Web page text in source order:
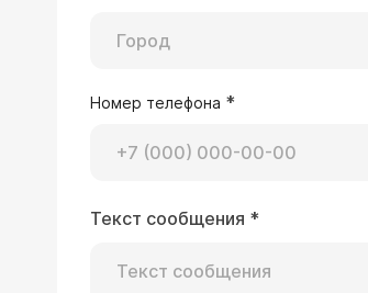
Здравствуйте! в 2009
у Вас обследовать
Номер телефона *
Текст сообщения *